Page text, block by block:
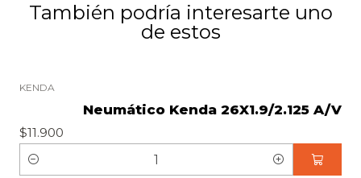
También podría interesarte uno
de estos
KENDA
Neumático Kenda 26X1.9/2.125 A/V
$11.900